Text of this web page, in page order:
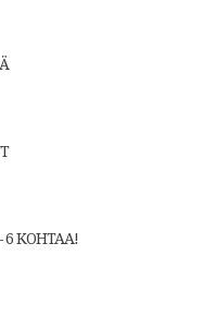
6 KOHTAA!